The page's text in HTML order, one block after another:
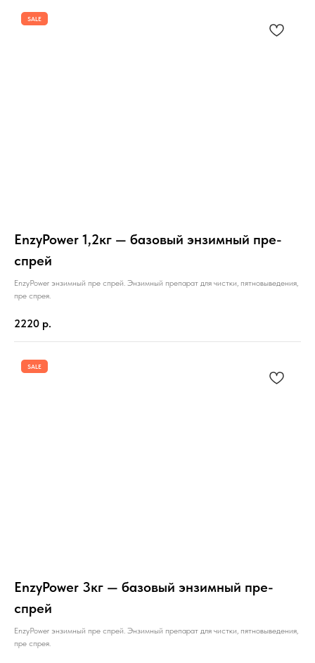
SALE
EnzyPower 1,2кг — базовый энзимный пре-
спрей
EnzyPower энзимный пре спрей. Энзимный препарат для чистки, пятновыведения,
пре спрея.
2220 р.
SALE
EnzyPower 3кг — базовый энзимный пре-
спрей
EnzyPower энзимный пре спрей. Энзимный препарат для чистки, пятновыведения,
пре спрея.